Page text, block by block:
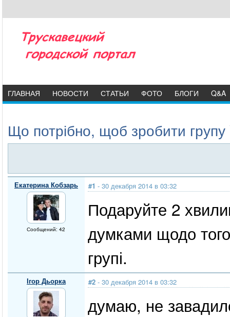
ГЛАВНАЯ НОВОСТИ СТАТЬИ ФОТО БЛОГИ Q&A
Що потрібно, щоб зробити
Екатерина Кобзарь
Сообщений: 42
#1 - 30 декабря 2014 в 03:32
Подаруйте 2
думками щодо
групі.
Ігор Дьорка #2 - 30 декабря 2014 в 03:32
думаю, не